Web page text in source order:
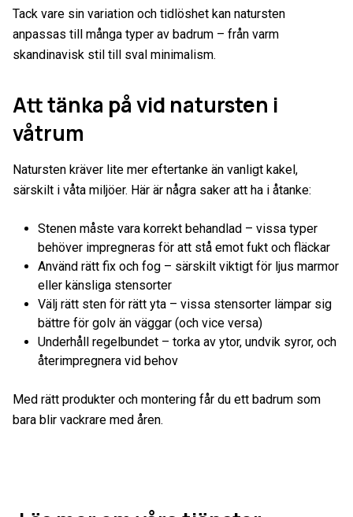
Tack vare sin variation och tidlöshet kan natursten
anpassas till många typer av badrum – från varm
skandinavisk stil till sval minimalism.
Att tänka på vid natursten i
våtrum
Natursten kräver lite mer eftertanke än vanligt kakel,
särskilt i våta miljöer. Här är några saker att ha i åtanke:
Stenen måste vara korrekt behandlad – vissa typer
behöver impregneras för att stå emot fukt och fläckar
Använd rätt fix och fog – särskilt viktigt för ljus marmor
eller känsliga stensorter
Välj rätt sten för rätt yta – vissa stensorter lämpar sig
bättre för golv än väggar (och vice versa)
Underhåll regelbundet – torka av ytor, undvik syror, och
återimpregnera vid behov
Med rätt produkter och montering får du ett badrum som
bara blir vackrare med åren.